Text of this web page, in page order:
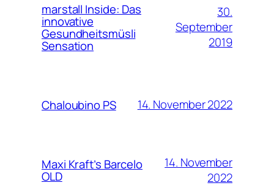
marstall Inside: Das
innovative
Gesundheitsmüsli
Sensation
30.
September
2019
Chaloubino PS 14. November 2022
Maxi Kraft’s Barcelo
OLD
14. November
2022